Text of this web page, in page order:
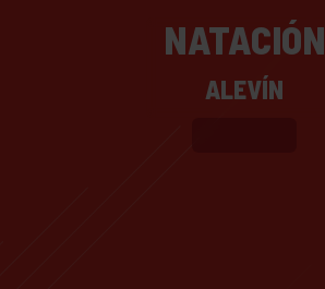
NATACIÓN
ALEVÍN